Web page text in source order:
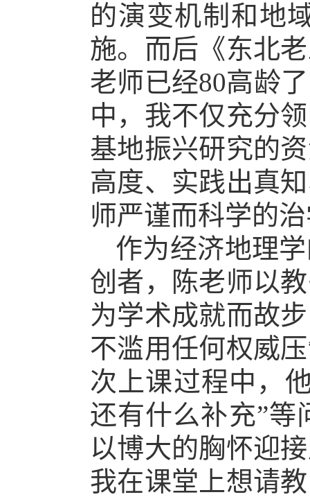
的演变机制和地
施。而后《东北
老师已经80高龄
中，我不仅充分
基地振兴研究的
高度、实践出真
师严谨而科学的
作为经济地理
创者，陈老师以
为学术成就而故
不滥用任何权威
次上课过程中，
还有什么补充”等
以博大的胸怀迎
我在课堂上想请